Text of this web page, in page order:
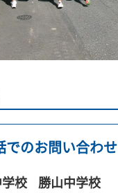
でのお問い合わせ
校 勝山中学校